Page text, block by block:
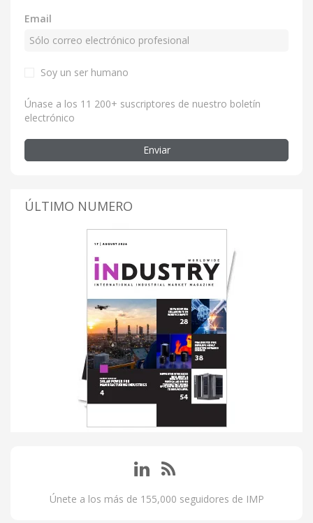
Email
Soy un ser humano
Únase a los 11 200+ suscriptores de nuestro boletín
electrónico
Enviar
ÚLTIMO NUMERO
Únete a los más de 155,000 seguidores de IMP